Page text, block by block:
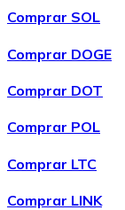
Comprar SOL
Comprar DOGE
Comprar DOT
Comprar POL
Comprar LTC
Comprar LINK